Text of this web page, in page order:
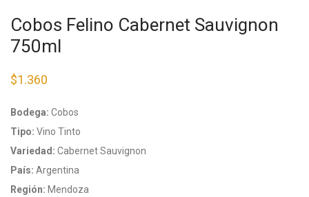
Cobos Felino Cabernet Sauvignon
750ml
$1.360
Bodega: Cobos
Tipo: Vino Tinto
Variedad: Cabernet Sauvignon
País: Argentina
Región: Mendoza